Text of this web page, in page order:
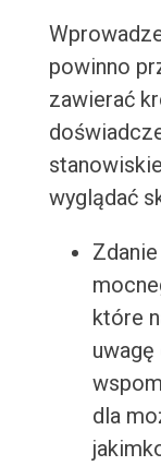
powinno
zawierać
wyglądać
które
dla